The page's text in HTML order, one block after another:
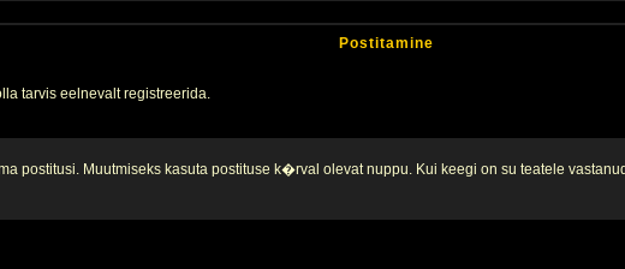
Postitamine
tarvis eelnevalt registreerida.
postitusi. Muutmiseks kasuta postituse k�rval olevat nuppu. Kui keegi on su teatele